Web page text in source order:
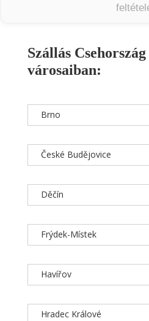
Szállás
városaiban:
Brno
České Budějovice
Děčín
Frýdek-Místek
Havířov
Hradec Králové